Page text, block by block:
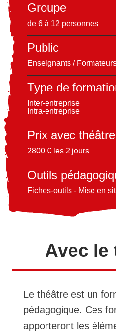
Groupe
de 6 à 12 personnes
Public
Enseignants /
Type de
Inter-entreprise
Intra-entreprise
Prix avec théâtre
2800 € les 2 jours
Outils
Fiches-outils - Mise en
Avec le
Le théâtre est un
pédagogique. Ces
apporteront les